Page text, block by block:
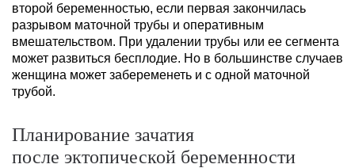
второй беременностью, если первая закончилась
разрывом маточной трубы и оперативным
вмешательством. При удалении трубы или ее сегмента
может развиться бесплодие. Но в большинстве случаев
женщина может забеременеть и с одной маточной
трубой.
Планирование зачатия
после эктопической беременности